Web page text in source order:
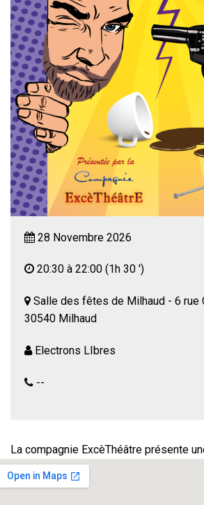
28 Novembre 2026
20:30 à 22:00 (1h 30 ')
Salle des fêtes de Milhaud - 6 rue
30540 Milhaud
Electrons LIbres
--
La compagnie ExcèThéâtre présente
deDominique Roffet